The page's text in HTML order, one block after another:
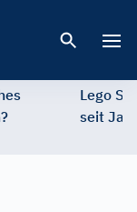
Lego
seit